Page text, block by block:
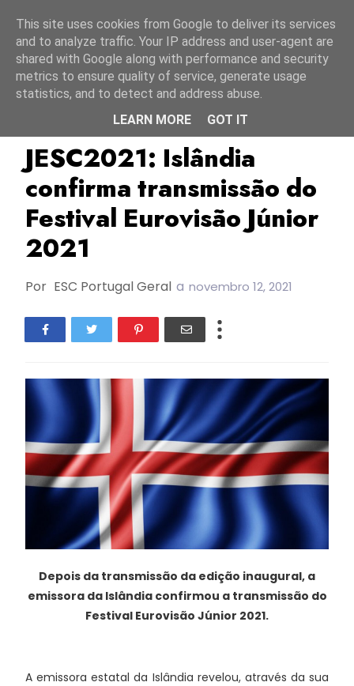
JESC2021 RÚV
JESC2021: Islândia
confirma transmissão do
Festival Eurovisão Júnior
2021
Por ESC Portugal Geral a novembro 12, 2021
Depois da transmissão da edição inaugural, a
emissora da Islândia confirmou a transmissão do
Festival Eurovisão Júnior 2021.
A emissora estatal da Islândia revelou, através da sua
This site uses cookies from Google to deliver its services
and to analyze traffic. Your IP address and user-agent are
shared with Google along with performance and security
metrics to ensure quality of service, generate usage
statistics, and to detect and address abuse.
LEARN MORE
GOT IT